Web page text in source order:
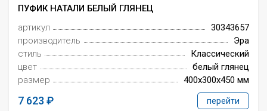
ПУФИК НАТАЛИ БЕЛЫЙ ГЛЯНЕЦ
артикул
30343657
производитель
Эра
стиль
Классический
цвет
белый глянец
размер
400x300x450 мм
7 623 перейти